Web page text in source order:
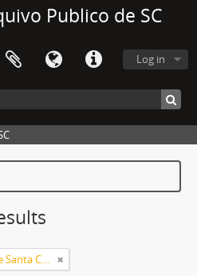
Publico de SC
Log in
Imprensa Oficial do Estado de Santa Catarina S/A